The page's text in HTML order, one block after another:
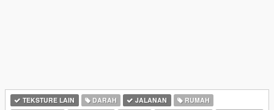
TEKSTURE LAIN DARAH JALANAN
RUMAH